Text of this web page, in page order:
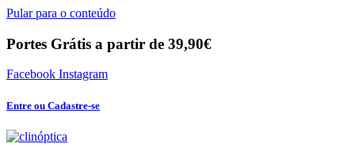
Pular para o conteúdo
Portes Grátis a partir de 39,90€
Facebook Instagram
Entre ou Cadastre-se